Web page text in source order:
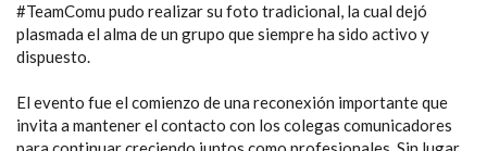
#TeamComu pudo realizar su foto tradicional, la cual dejó
plasmada el alma de un grupo que siempre ha sido activo y
dispuesto.
El evento fue el comienzo de una reconexión importante que
invita a mantener el contacto con los colegas comunicadores